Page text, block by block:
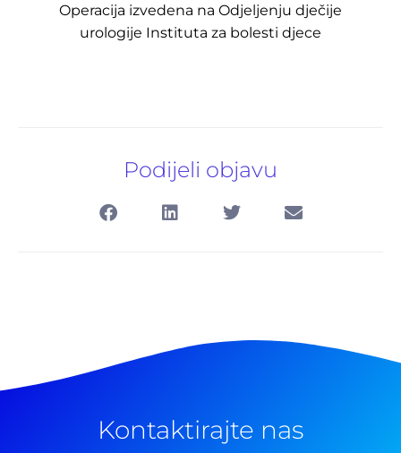
Operacija izvedena na Odjeljenju dječije
urologije Instituta za bolesti djece
Podijeli objavu
Kontaktirajte nas